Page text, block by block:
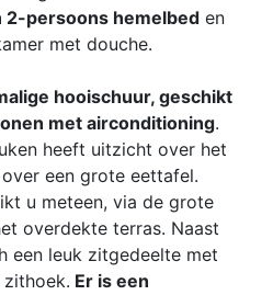
2-persoons hemelbed en
met douche.
hooischuur, geschikt
met airconditioning.
heeft uitzicht over het
een grote eettafel.
u meteen, via de grote
overdekte terras. Naast
een leuk zitgedeelte met
zithoek. Er is een